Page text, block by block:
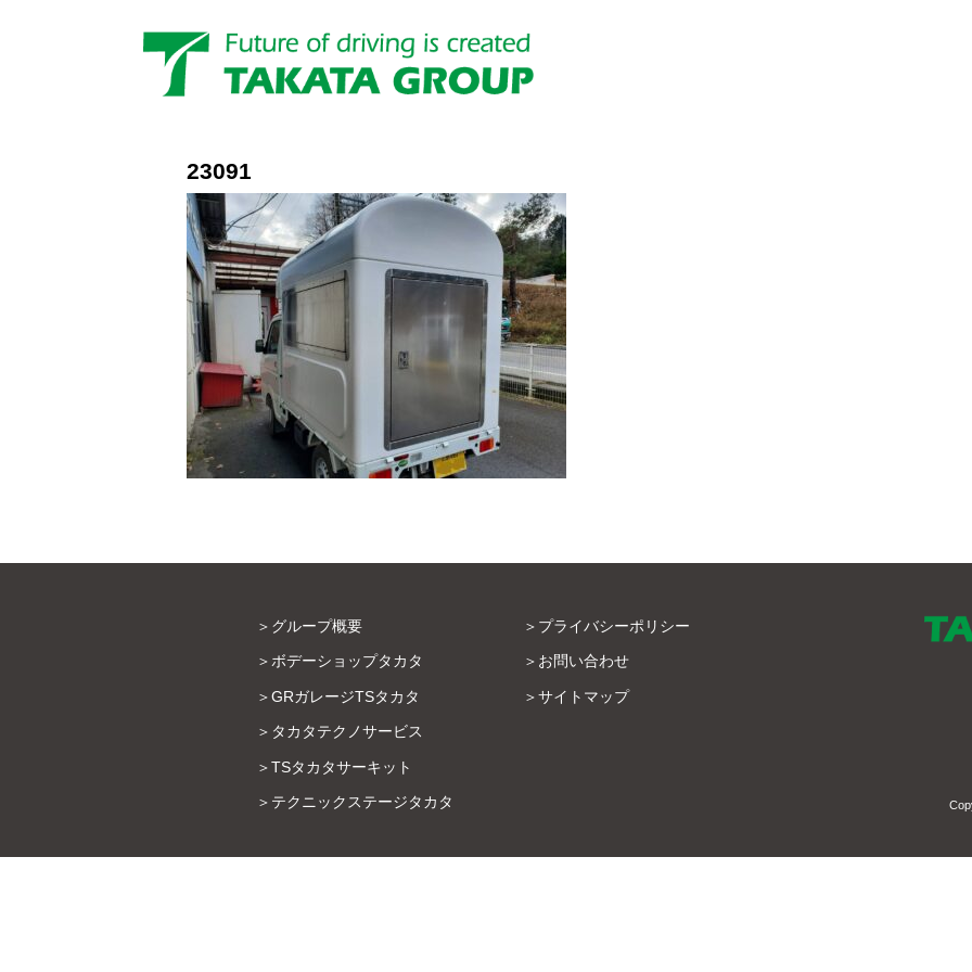
23091
グループ概要
ボデーショップタカタ
GRガレージTSタカタ
タカタテクノサービス
TSタカタサーキット
テクニックステージタカタ
プライバシーポリシー
お問い合わせ
サイトマップ